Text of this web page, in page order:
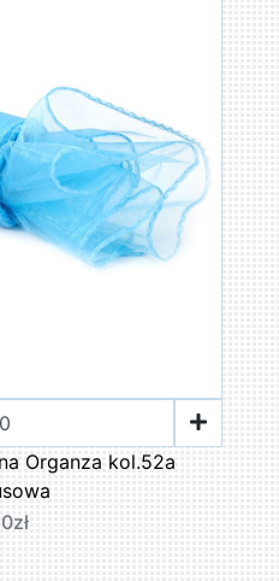
Organza kol.52a